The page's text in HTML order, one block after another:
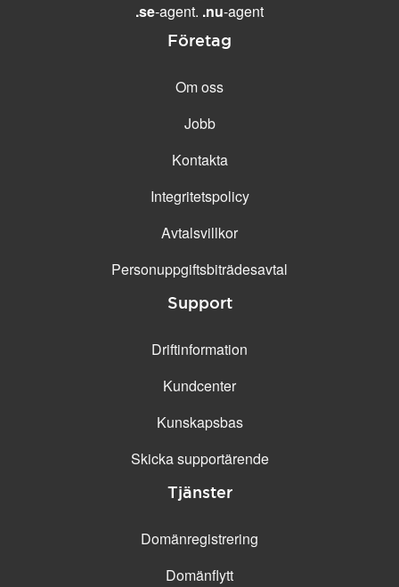
.se-agent. .nu-agent
Företag
Om oss
Jobb
Kontakta
Integritetspolicy
Avtalsvillkor
Personuppgifts­biträdesavtal
Support
Driftinformation
Kundcenter
Kunskapsbas
Skicka supportärende
Tjänster
Domänregistrering
Domänflytt